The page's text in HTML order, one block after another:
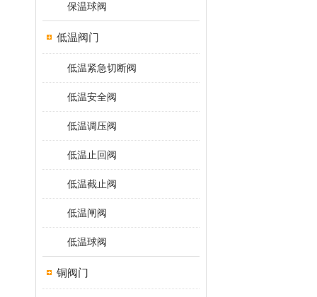
保温球阀
低温阀门
低温紧急切断阀
低温安全阀
低温调压阀
低温止回阀
低温截止阀
低温闸阀
低温球阀
铜阀门